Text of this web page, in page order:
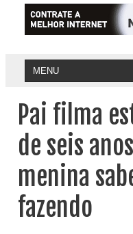
Pai filma
de seis
menina
fazendo